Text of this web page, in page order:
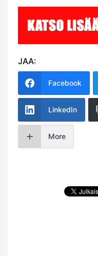
JAA:
Facebook
LinkedIn
More